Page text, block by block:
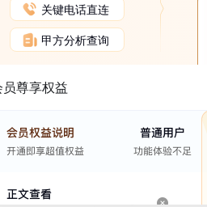
关键电话直连
甲方分析查询
尊享权益